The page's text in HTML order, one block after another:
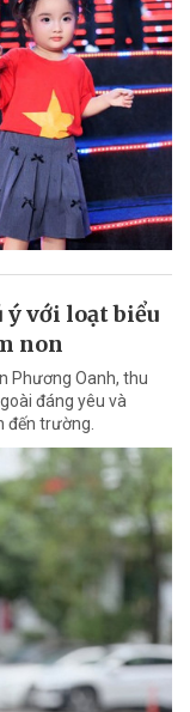
ý với loạt biểu
non
Phương Oanh, thu
đáng yêu và
đến trường.